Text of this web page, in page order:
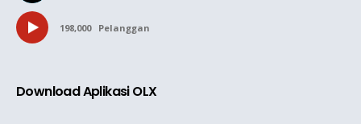
198,000 Pelanggan
Download Aplikasi OLX